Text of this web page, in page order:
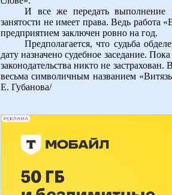
И все же передать выполнение
занятости не имеет права. Ведь работа
предприятием заключен ровно на год.
Предполагается, что судьба
дату назначено судебное заседание.
законодательства никто не
весьма символичным названием
Е. Губанова/